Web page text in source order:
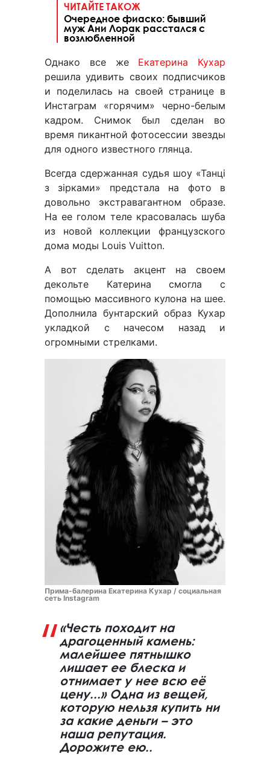
ЧИТАЙТЕ ТАКОЖ
Очередное фиаско: бывший
муж Ани Лорак расстался с
возлюбленной
Однако все же Екатерина Кухар
решила удивить своих подписчиков
и поделилась на своей странице в
Инстаграм «горячим» черно-белым
кадром. Снимок был сделан во
время пикантной фотосессии звезды
для одного известного глянца.
Всегда сдержанная судья шоу «Танці
з зірками» предстала на фото в
довольно экстравагантном образе.
На ее голом теле красовалась шуба
из новой коллекции французского
дома моды Louis Vuitton.
А вот сделать акцент на своем
декольте Катерина смогла с
помощью массивного кулона на шее.
Дополнила бунтарский образ Кухар
укладкой с начесом назад и
огромными стрелками.
Прима-балерина Екатерина Кухар / социальная
сеть Instagram
«Честь походит на
драгоценный камень:
малейшее пятнышко
лишает ее блеска и
отнимает у нее всю её
цену...» Одна из вещей,
которую нельзя купить ни
за какие деньги – это
наша репутация.
Дорожите ею..